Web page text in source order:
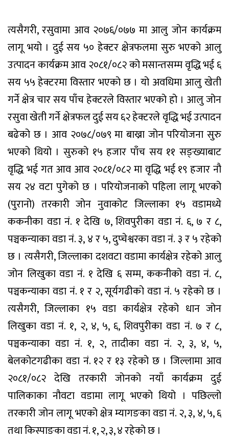
त्यसैगरी, रसुवामा आव २०७६/०७७ मा आलु जोन कार्यक्रम
लागू भयो । दुई सय ५० हेक्टर क्षेत्रफलमा सुरु भएको आलु
उत्पादन कार्यक्रम आव २०८१/०८२ को मसान्तसम्म वृद्धि भई ६
सय ५५ हेक्टरमा विस्तार भएको छ । यो अवधिमा आलु खेती
गर्ने क्षेत्र चार सय पाँच हेक्टरले विस्तार भएको हो । आलु जोन
रसुवा खेती गर्ने क्षेत्रफल दुई सय ६२ हेक्टरले वृद्धि भई उत्पादन
बढेको छ । आव २०७८/०७९ मा बाख्रा जोन परियोजना सुरु
भएको थियो । सुरुको १५ हजार पाँच सय ११ सङ्ख्याबाट
वृद्धि भई गत आव आव २०८१/०८२ मा वृद्धि भई १९ हजार नौ
सय २४ वटा पुगेको छ । परियोजनाको पहिला लागू भएको
(पुरानो) तरकारी जोन नुवाकोट जिल्लाका १५ वडामध्ये
ककनीका वडा नं. १ देखि ७, शिवपुरीका वडा नं. ६, ७ र ८,
पञ्चकन्याका वडा नं. ३, ४ र ५, दुप्चेश्वरका वडा नं. ३ र ५ रहेको
छ । त्यसैगरी, जिल्लाका दशवटा वडामा कार्यक्षेत्र रहेको आलु
जोन लिखुका वडा नं. १ देखि ६ सम्म, ककनीको वडा नं. ८,
पञ्चकन्याका वडा नं. १ र २, सूर्यगढीको वडा नं. ५ रहेको छ ।
त्यसैगरी, जिल्लाका १५ वडा कार्यक्षेत्र रहेको धान जोन
लिखुका वडा नं. १, २, ४, ५, ६, शिवपुरीका वडा नं. ७ र ८,
पञ्चकन्याका वडा नं. १, २, तादीका वडा नं. २, ३, ४, ५,
बेलकोटगढीका वडा नं. १२ र १३ रहेको छ । जिल्लामा आव
२०८१/०८२ देखि तरकारी जोनको नयाँ कार्यक्रम दुई
पालिकाका नौवटा वडामा लागू भएको थियो । पछिल्लो
तरकारी जोन लागू भएको क्षेत्र म्यागङका वडा नं. २, ३, ४, ५, ६
तथा किस्पाङका वडा नं. १, २, ३, ४ रहेको छ ।